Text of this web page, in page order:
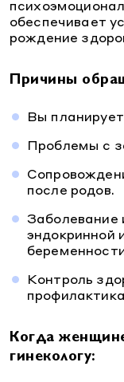
обеспечивает
рождение
Причины
Вы
Проблемы с
после родов.
Заболевание
эндокринной
Контроль
Когда
гинекологу: